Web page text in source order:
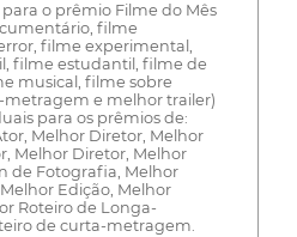
o prêmio Filme do Mês
filme
filme experimental,
filme estudantil, filme de
musical, filme sobre
e melhor trailer)
para os prêmios de:
Melhor Diretor, Melhor
Melhor Diretor, Melhor
de Fotografia, Melhor
Edição, Melhor
Roteiro de Longa-
de curta-metragem.